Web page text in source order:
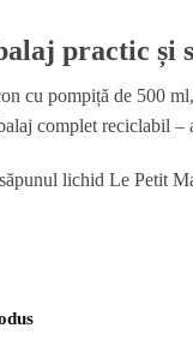
practic și
cu pompiță de 500
complet reciclabil –
lichid Le Petit